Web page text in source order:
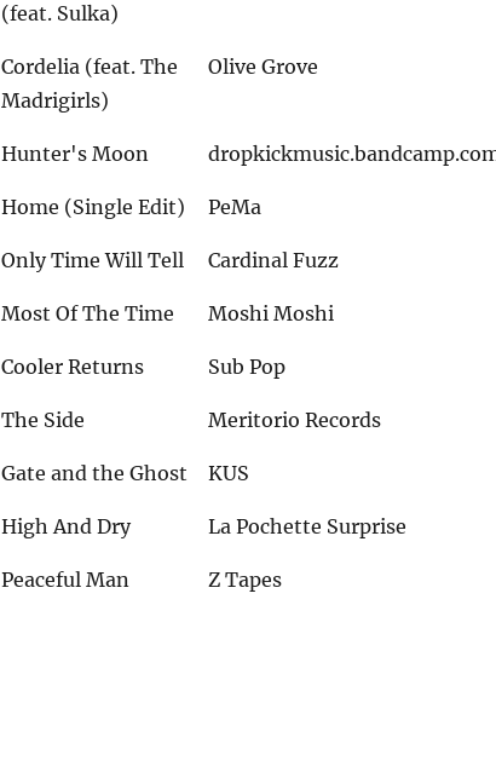
(feat. Sulka)
Cordelia (feat. The
Madrigirls)
Olive Grove
Hunter's Moon
Home (Single Edit) PeMa
Only Time Will Tell Cardinal Fuzz
Most Of The Time Moshi Moshi
Cooler Returns Sub Pop
The Side Meritorio Records
Gate and the Ghost KUS
High And Dry La Pochette Surprise
Peaceful Man Z Tapes